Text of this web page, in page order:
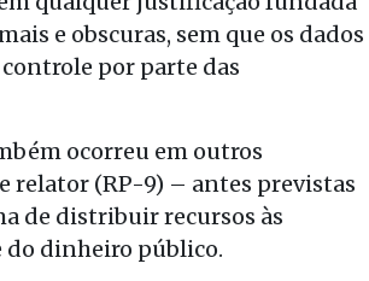
e obscuras, sem que os dados
por parte das
ocorreu em outros
relator (RP-9) – antes previstas
de distribuir recursos às
do dinheiro público.